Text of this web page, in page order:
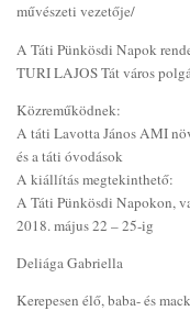
művészeti vezetője/
A Táti Pünkösdi Napok
TURI LAJOS Tát város
Közreműködnek:
A táti Lavotta János AMI
és a táti óvodások
A kiállítás megtekinthető:
A Táti Pünkösdi Napokon,
2018. május 22 – 25-ig
Deliága Gabriella
Kerepesen élő, baba- és